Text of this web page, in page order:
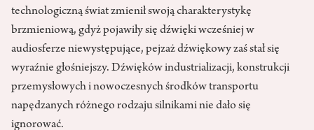
technologiczną świat zmienił swoją charakterystykę
brzmieniową, gdyż pojawiły się dźwięki wcześniej w
audiosferze niewystępujące, pejzaż dźwiękowy zaś stał się
wyraźnie głośniejszy. Dźwięków industrializacji, konstrukcji
przemysłowych i nowoczesnych środków transportu
napędzanych różnego rodzaju silnikami nie dało się
ignorować.